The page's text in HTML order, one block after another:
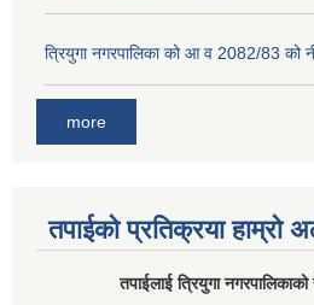
त्रियुगा नगरपालिका को आ व 2082/83 को
more
तपाईको प्रतिक्रया हाम्रो
तपाईलाई त्रियुगा